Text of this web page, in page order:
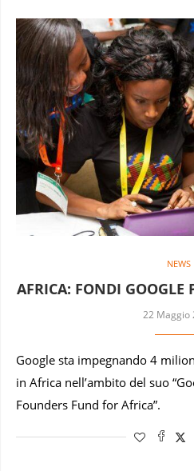
NEWS
AFRICA: FONDI GOOGLE
22 Maggio
Google sta impegnando 4
in Africa nell’ambito del suo
Founders Fund for Africa”.